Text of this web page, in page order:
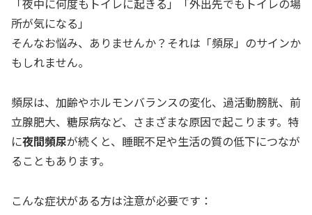
「夜中に何度もトイレに起きる」「外出先でもトイレの場
所が気になる」
そんなお悩み、ありませんか？それは「頻尿」のサインか
もしれません。
頻尿は、加齢やホルモンバランスの変化、過活動膀胱、前
立腺肥大、糖尿病など、さまざまな原因で起こります。特
に夜間頻尿が続くと、睡眠不足や生活の質の低下につなが
ることもあります。
こんな症状がある方は注意が必要です：